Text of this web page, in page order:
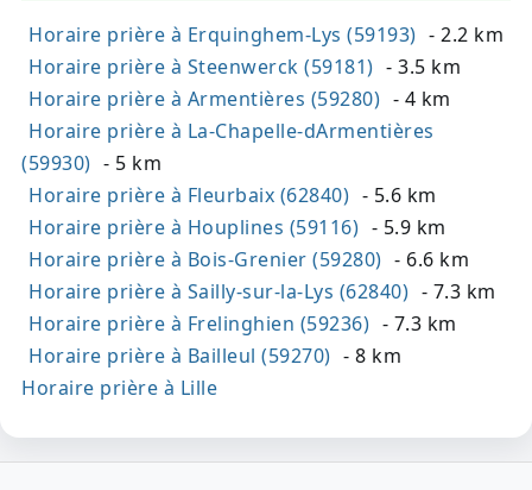
Horaire prière à Erquinghem-Lys (59193) - 2.2 km
Horaire prière à Steenwerck (59181) - 3.5 km
Horaire prière à Armentières (59280) - 4 km
Horaire prière à La-Chapelle-dArmentières
(59930) - 5 km
Horaire prière à Fleurbaix (62840) - 5.6 km
Horaire prière à Houplines (59116) - 5.9 km
Horaire prière à Bois-Grenier (59280) - 6.6 km
Horaire prière à Sailly-sur-la-Lys (62840) - 7.3 km
Horaire prière à Frelinghien (59236) - 7.3 km
Horaire prière à Bailleul (59270) - 8 km
Horaire prière à Lille